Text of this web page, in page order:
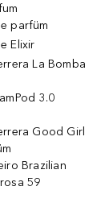
parfüm
Elixir
La Bomba
3.0
Good Girl
Brazilian
59